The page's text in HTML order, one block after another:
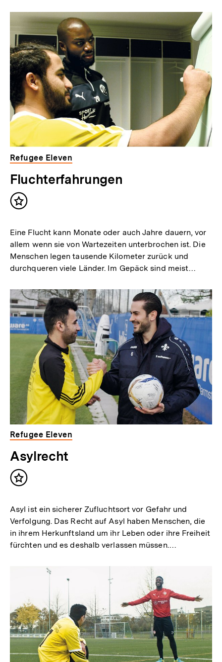
Refugee Eleven
Fluchterfahrungen
Inhalt
Eine Flucht kann Monate oder auch Jahre dauern, vor
allem wenn sie von Wartezeiten unterbrochen ist. Die
Menschen legen tausende Kilometer zurück und
durchqueren viele Länder. Im Gepäck sind meist…
Refugee Eleven
Asylrecht
Inhalt
Asyl ist ein sicherer Zufluchtsort vor Gefahr und
Verfolgung. Das Recht auf Asyl haben Menschen, die
in ihrem Herkunftsland um ihr Leben oder ihre Freiheit
fürchten und es deshalb verlassen müssen.…